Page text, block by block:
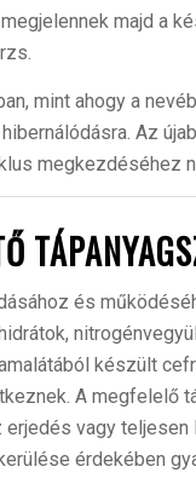
majd a
mint ahogy a
Az
megkezdéséhez
és
készült
A megfelelő
vagy
érdekében